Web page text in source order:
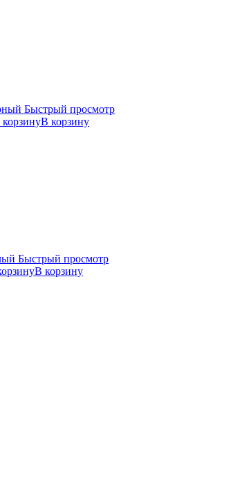
Быстрый просмотр
В корзину
Быстрый просмотр
В корзину